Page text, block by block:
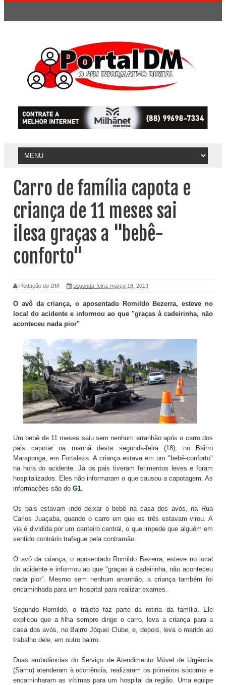
Carro de família capota e
criança de 11 meses sai
ilesa graças a "bebê-
conforto"
Redação do DM segunda-feira, março 18, 2019
O avô da criança, o aposentado Romildo Bezerra, esteve no
local do acidente e informou ao que "graças à cadeirinha, não
aconteceu nada pior"
Um bebê de 11 meses saiu sem nenhum arranhão após o carro dos
pais capotar na manhã desta segunda-feira (18), no Bairro
Maraponga, em Fortaleza. A criança estava em um "bebê-conforto"
na hora do acidente. Já os pais tiveram ferimentos leves e foram
hospitalizados. Eles não informaram o que causou a capotagem. As
informações são do G1.
Os pais estavam indo deixar o bebê na casa dos avós, na Rua
Carlos Juaçaba, quando o carro em que os três estavam virou. A
via é dividida por um canteiro central, o que impede que alguém em
sentido contrário trafegue pela contramão.
O avô da criança, o aposentado Romildo Bezerra, esteve no local
do acidente e informou ao que "graças à cadeirinha, não aconteceu
nada pior". Mesmo sem nenhum arranhão, a criança também foi
encaminhada para um hospital para realizar exames.
Segundo Romildo, o trajeto faz parte da rotina da família. Ele
explicou que a filha sempre dirige o carro, leva a criança para a
casa dos avós, no Bairro Jóquei Clube, e, depois, leva o marido ao
trabalho dele, em outro bairro.
Duas ambulâncias do Serviço de Atendimento Móvel de Urgência
(Samu) atenderam à ocorrência, realizaram os primeiros socorros e
encaminharam as vítimas para um hospital da região. Uma equipe